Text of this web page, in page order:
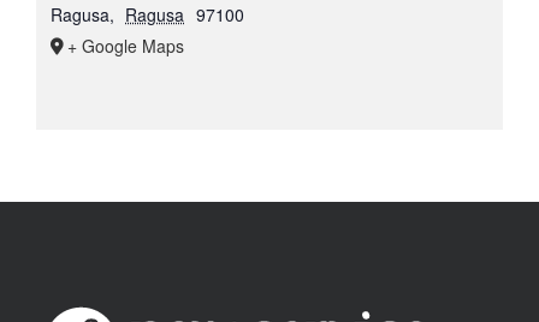
Ragusa, Ragusa 97100
+ Google Maps